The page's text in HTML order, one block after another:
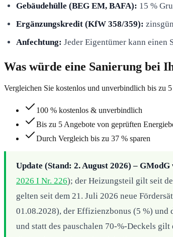
Gebäudehülle (BEG EM, BAFA): 15 %
Ergänzungskredit (KfW 358/359):
Anfechtung: Jeder Eigentümer kann einen
Was würde eine Sanierung bei
Vergleichen Sie kostenlos und unverbindlich bis zu
100 % kostenlos & unverbindlich
Bis zu 5 Angebote von geprüften
Durch Vergleich bis zu 37 % sparen
Update (Stand: 2. August 2026) –
2026 I Nr. 226); der Heizungsteil gilt seit
gelten seit dem 21. Juli 2026 neue
01.08.2028), der Effizienzbonus (5 %)
und statt des pauschalen 70-%-Deckels